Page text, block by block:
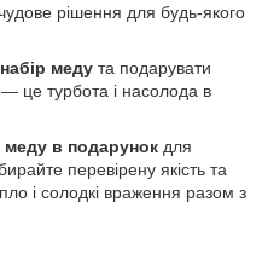
рішення для будь-якого
меду та подарувати
— це турбота і насолода в
меду в подарунок для
перевірену якість та
і солодкі враження разом з